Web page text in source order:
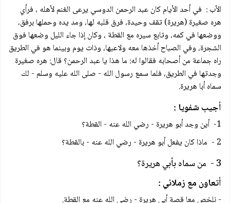
الأب : في أحد الأيام كان عبد الرحمن الدوسي يرعى الغنم لأهله ، فرأي
هره صغيرة (هريرة) تقف وحيدة، فرق قلبه لها، ومد يده وحملها برفق،
ووضعها في كمه، وتابع سيره مع القطة ، وكان إذا جاء الليل وضعها فوق
الشجرة، وفي الصباح أخذها معه ولاعبها، وذات يوم وبينما هو في الطريق
راه جماعة من أصحابه فقالوا له: ما هذا يا عبد الرحمن؟ قال: هره صغيرة
وجدتها في الطريق، فلما سمع رسول الله - صلى الله عليه وسلم - لك
سماه أبا هريرة.
أجيب شفويا :
1- أين وجد أبو هريرة - رضي الله عنه - القطة؟
2 - ماذا كان يفعل أبو هريرة - رضي الله عنه - بالقطة؟
3 - من سماه بأبي هريرة؟
أتعاون مع زملائي :